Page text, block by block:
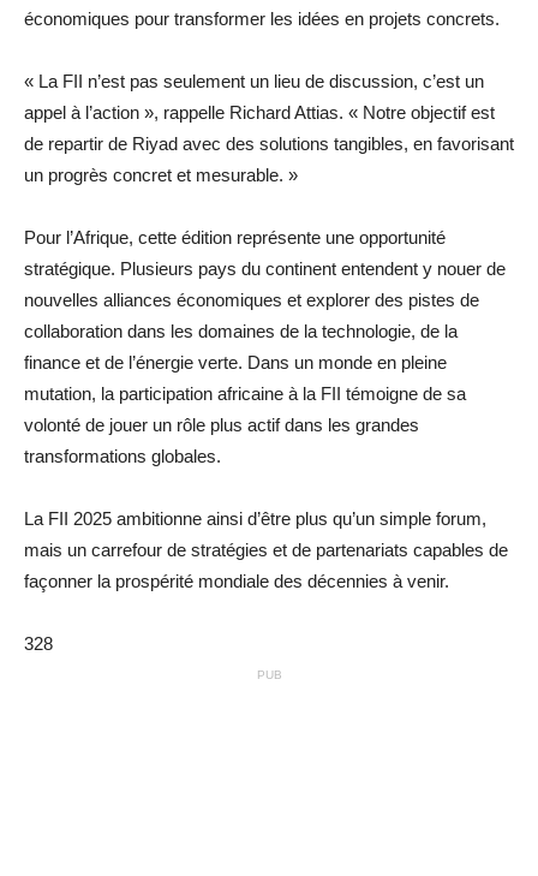
économiques pour transformer les idées en projets concrets.
« La FII n’est pas seulement un lieu de discussion, c’est un
appel à l’action », rappelle Richard Attias. « Notre objectif est
de repartir de Riyad avec des solutions tangibles, en favorisant
un progrès concret et mesurable. »
Pour l’Afrique, cette édition représente une opportunité
stratégique. Plusieurs pays du continent entendent y nouer de
nouvelles alliances économiques et explorer des pistes de
collaboration dans les domaines de la technologie, de la
finance et de l’énergie verte. Dans un monde en pleine
mutation, la participation africaine à la FII témoigne de sa
volonté de jouer un rôle plus actif dans les grandes
transformations globales.
La FII 2025 ambitionne ainsi d’être plus qu’un simple forum,
mais un carrefour de stratégies et de partenariats capables de
façonner la prospérité mondiale des décennies à venir.
328
PUB